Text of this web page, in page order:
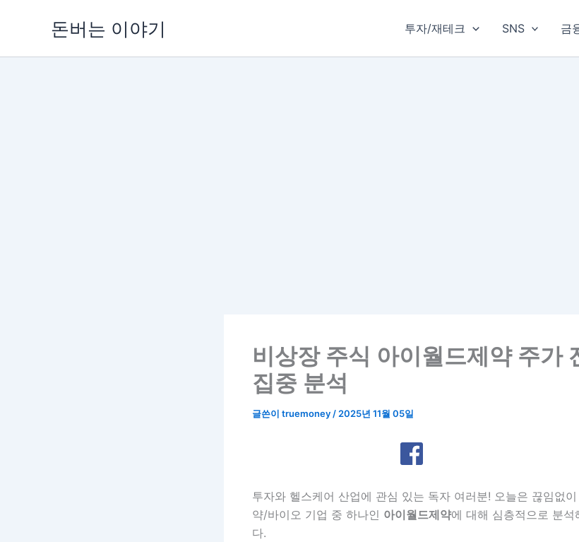
돈버는 이야기 투자/재테크 SNS 금
비상장 주식 아이월드제약 주가
집중 분석
글쓴이 truemoney / 2025년 11월 05일
투자와 헬스케어 산업에 관심 있는 독자 여러분! 오늘은 끊임없
약/바이오 기업 중 하나인 아이월드제약에 대해 심층적으로 분석
다.